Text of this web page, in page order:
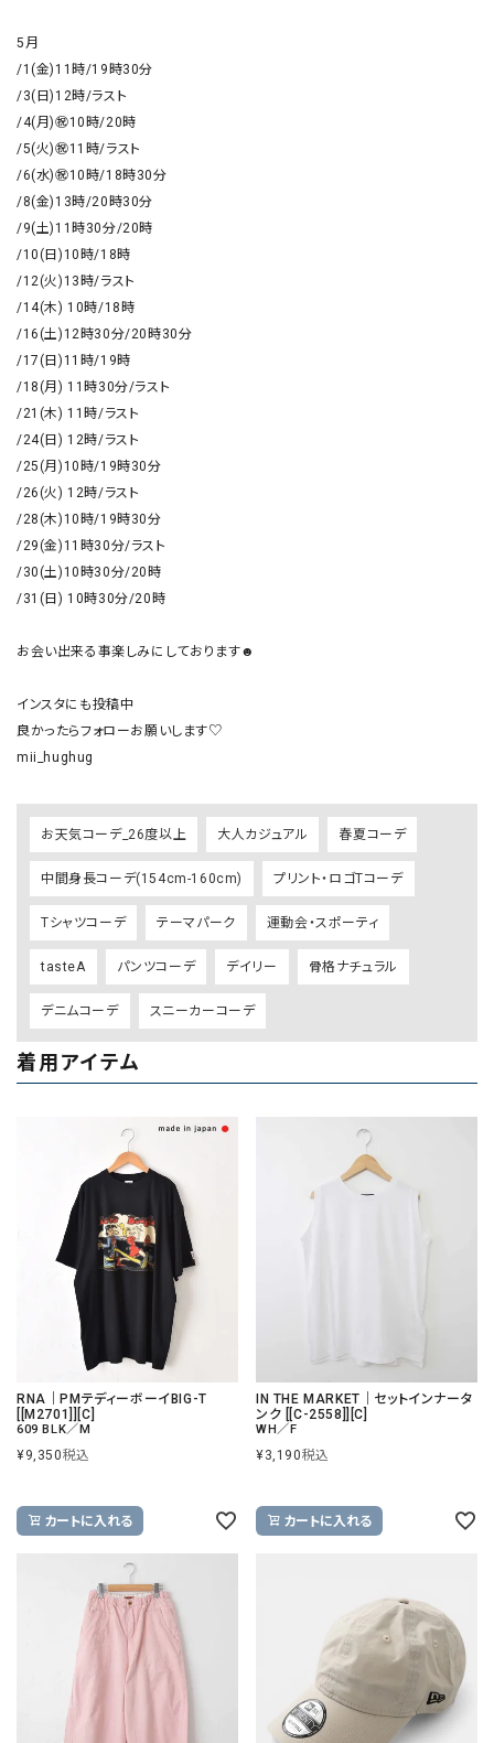
5月
/1(金)11時/19時30分
/3(日)12時/ラスト
/4(月)㊗️10時/20時
/5(火)㊗️11時/ラスト
/6(水)㊗️10時/18時30分
/8(金)13時/20時30分
/9(土)11時30分/20時
/10(日)10時/18時
/12(火)13時/ラスト
/14(木) 10時/18時
/16(土)12時30分/20時30分
/17(日)11時/19時
/18(月) 11時30分/ラスト
/21(木) 11時/ラスト
/24(日) 12時/ラスト
/25(月)10時/19時30分
/26(火) 12時/ラスト
/28(木)10時/19時30分
/29(金)11時30分/ラスト
/30(土)10時30分/20時
/31(日) 10時30分/20時
お会い出来る事楽しみにしております☻
インスタにも投稿中
良かったらフォローお願いします♡
mii_hughug
お天気コーデ_26度以上 大人カジュアル 春夏コーデ
中間身長コーデ(154cm-160cm) プリント・ロゴTコーデ
Tシャツコーデ テーマパーク 運動会・スポーティ
tasteA パンツコーデ デイリー 骨格ナチュラル
デニムコーデ スニーカーコーデ
着用アイテム
RNA｜PMテディーボーイBIG-T
[[M2701]][C]
609 BLK／M
¥9,350税込
カートに入れる
IN THE MARKET｜セットインナータ
ンク [[C-2558]][C]
WH／F
¥3,190税込
カートに入れる